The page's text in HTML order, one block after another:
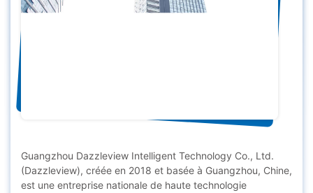
Guangzhou Dazzleview Intelligent Technology Co., Ltd.
(Dazzleview), créée en 2018 et basée à Guangzhou, Chine,
est une entreprise nationale de haute technologie